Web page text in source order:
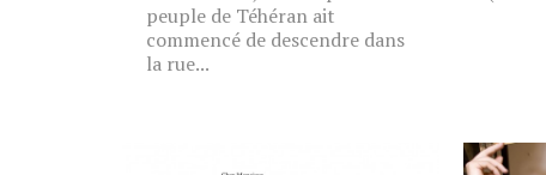
peuple de Téhéran ait
commencé de descendre dans
la rue...